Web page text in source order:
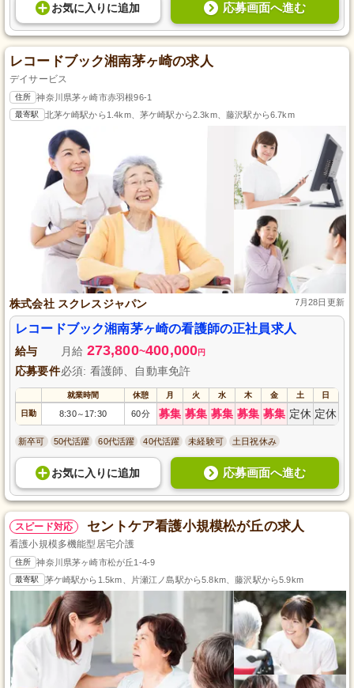
お気に入り に追加 応募画面へ進む
レコードブック湘南茅ヶ崎の求人
デイサービス
住所 神奈川県茅ヶ崎市赤羽根96-1
最寄駅 北茅ケ崎駅から1.4km、茅ケ崎駅から2.3km、藤沢駅から6.7km
株式会社 スクレスジャパン 7月28日更新
レコードブック湘南茅ヶ崎の看護師の正社員求人
給与 月給 273,800~400,000円
応募要件必須: 看護師、自動車免許
就業時間 休憩 月 火 水 木 金 土 日
日勤 8:30～ 17:30 60分 募集 募集 募集 募集 募集 定休 定休
新卒可 50代活躍 60代活躍 40代活躍 未経験可 土日祝休み
お気に入り に追加 応募画面へ進む
スピード対応 セントケア看護小規模松が丘の求人
看護小規模多機能型居宅介護
住所 神奈川県茅ヶ崎市松が丘1-4-9
最寄駅 茅ケ崎駅から1.5km、片瀬江ノ島駅から5.8km、藤沢駅から5.9km